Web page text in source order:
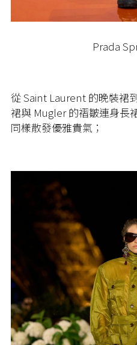
Prada
從 Saint Laurent 的晚裝裙
裙與 Mugler 的褶皺連身長
同樣散發優雅貴氣；